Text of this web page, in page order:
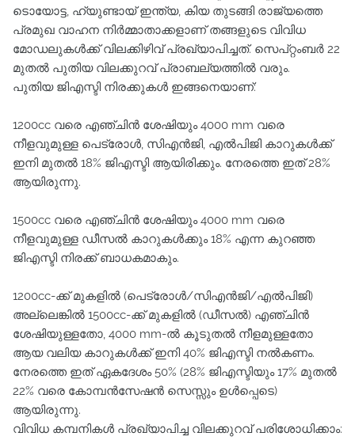
ടൊയോട്ട, ഹ്യുണ്ടായ് ഇന്ത്യ, കിയ തുടങ്ങി രാജ്യത്തെ
പ്രമുഖ വാഹന നിർമ്മാതാക്കളാണ് തങ്ങളുടെ വിവിധ
മോഡലുകൾക്ക് വിലക്കിഴിവ് പ്രഖ്യാപിച്ചത്. സെപ്റ്റംബർ 22
മുതൽ പുതിയ വിലക്കുറവ് പ്രാബല്യത്തിൽ വരും.
പുതിയ ജിഎസ്ടി നിരക്കുകൾ ഇങ്ങനെയാണ്:
1200cc വരെ എഞ്ചിൻ ശേഷിയും 4000 mm വരെ
നീളവുമുള്ള പെട്രോൾ, സിഎൻജി, എൽപിജി കാറുകൾക്ക്
ഇനി മുതൽ 18% ജിഎസ്ടി ആയിരിക്കും. നേരത്തെ ഇത് 28%
ആയിരുന്നു.
1500cc വരെ എഞ്ചിൻ ശേഷിയും 4000 mm വരെ
നീളവുമുള്ള ഡീസൽ കാറുകൾക്കും 18% എന്ന കുറഞ്ഞ
ജിഎസ്ടി നിരക്ക് ബാധകമാകും.
1200cc-ക്ക് മുകളിൽ (പെട്രോൾ/സിഎൻജി/എൽപിജി)
അല്ലെങ്കിൽ 1500cc-ക്ക് മുകളിൽ (ഡീസൽ) എഞ്ചിൻ
ശേഷിയുള്ളതോ, 4000 mm-ൽ കൂടുതൽ നീളമുള്ളതോ
ആയ വലിയ കാറുകൾക്ക് ഇനി 40% ജിഎസ്ടി നൽകണം.
നേരത്തെ ഇത് ഏകദേശം 50% (28% ജിഎസ്ടിയും 17% മുതൽ
22% വരെ കോമ്പൻസേഷൻ സെസ്സും ഉൾപ്പെടെ)
ആയിരുന്നു.
വിവിധ കമ്പനികൾ പ്രഖ്യാപിച്ച വിലക്കുറവ് പരിശോധിക്കാം: